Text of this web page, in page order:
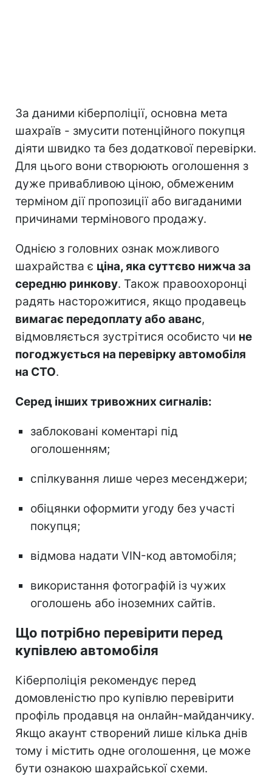
За даними кіберполіції, основна мета
шахраїв - змусити потенційного покупця
діяти швидко та без додаткової перевірки.
Для цього вони створюють оголошення з
дуже привабливою ціною, обмеженим
терміном дії пропозиції або вигаданими
причинами термінового продажу.
Однією з головних ознак можливого
шахрайства є ціна, яка суттєво нижча за
середню ринкову. Також правоохоронці
радять насторожитися, якщо продавець
вимагає передоплату або аванс,
відмовляється зустрітися особисто чи не
погоджується на перевірку автомобіля
на СТО.
Серед інших тривожних сигналів:
заблоковані коментарі під
оголошенням;
спілкування лише через месенджери;
обіцянки оформити угоду без участі
покупця;
відмова надати VIN-код автомобіля;
використання фотографій із чужих
оголошень або іноземних сайтів.
Що потрібно перевірити перед
купівлею автомобіля
Кіберполіція рекомендує перед
домовленістю про купівлю перевірити
профіль продавця на онлайн-майданчику.
Якщо акаунт створений лише кілька днів
тому і містить одне оголошення, це може
бути ознакою шахрайської схеми.